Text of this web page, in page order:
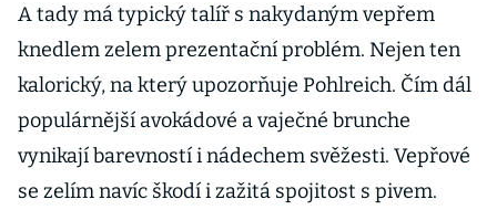
A tady má typický talíř s nakydaným vepřem
knedlem zelem prezentační problém. Nejen ten
kalorický, na který upozorňuje Pohlreich. Čím dál
populárnější avokádové a vaječné brunche
vynikají barevností i nádechem svěžesti. Vepřové
se zelím navíc škodí i zažitá spojitost s pivem.